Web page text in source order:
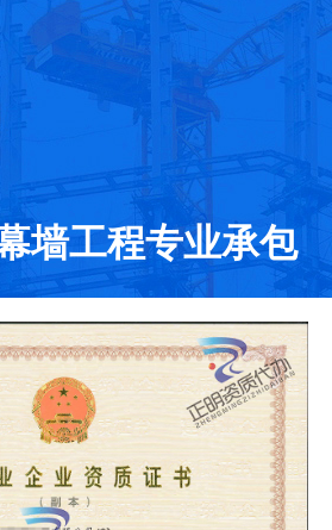
墙工程专业承包